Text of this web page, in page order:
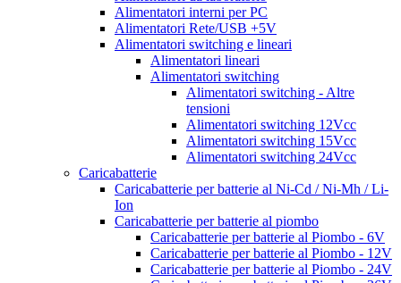
Alimentatori interni per PC
Alimentatori Rete/USB +5V
Alimentatori switching e lineari
Alimentatori lineari
Alimentatori switching
Alimentatori switching - Altre
tensioni
Alimentatori switching 12Vcc
Alimentatori switching 15Vcc
Alimentatori switching 24Vcc
Caricabatterie
Caricabatterie per batterie al Ni-Cd / Ni-Mh / Li-
Ion
Caricabatterie per batterie al piombo
Caricabatterie per batterie al Piombo - 6V
Caricabatterie per batterie al Piombo - 12V
Caricabatterie per batterie al Piombo - 24V